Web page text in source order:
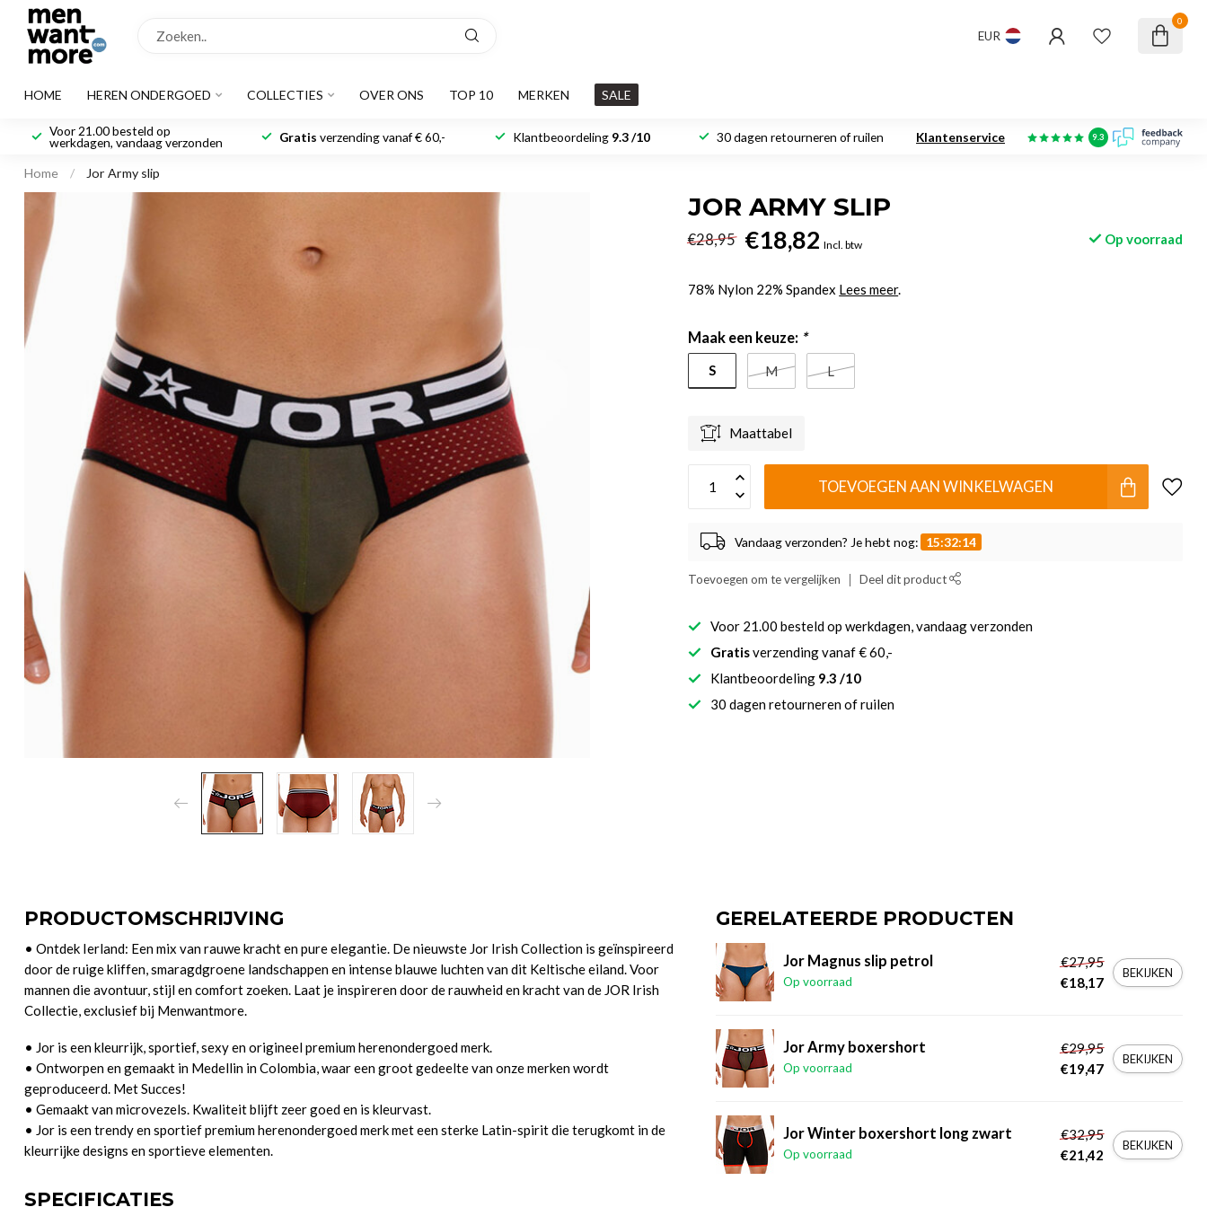
EUR
0
HOME HEREN ONDERGOED COLLECTIES OVER ONS TOP 10 MERKEN SALE
Voor 21.00 besteld op
werkdagen, vandaag verzonden Gratis verzending vanaf € 60,- Klantbeoordeling 9.3 /10 30 dagen retourneren of ruilen Klantenservice 9.3
Home / Jor Army slip
JOR ARMY SLIP
€28,95 €18,82 Incl. btw Op voorraad
78% Nylon 22% Spandex Lees meer.
Maak een keuze: *
S M L
Maattabel
TOEVOEGEN AAN WINKELWAGEN
Vandaag verzonden? Je hebt nog: 15:32:13
Toevoegen om te vergelijken Deel dit product
Voor 21.00 besteld op werkdagen, vandaag verzonden
Gratisverzending vanaf € 60,-
Klantbeoordeling 9.3 /10
30 dagen retourneren of ruilen
PRODUCTOMSCHRIJVING
• Ontdek Ierland: Een mix van rauwe kracht en pure elegantie. De nieuwste Jor Irish Collection is geïnspireerd
door de ruige kliffen, smaragdgroene landschappen en intense blauwe luchten van dit Keltische eiland. Voor
mannen die avontuur, stijl en comfort zoeken. Laat je inspireren door de rauwheid en kracht van de JOR Irish
Collectie, exclusief bij Menwantmore.
• Jor is een kleurrijk, sportief, sexy en origineel premium herenondergoed merk.
• Ontworpen en gemaakt in Medellin in Colombia, waar een groot gedeelte van onze merken wordt
geproduceerd. Met Succes!
• Gemaakt van microvezels. Kwaliteit blijft zeer goed en is kleurvast.
• Jor is een trendy en sportief premium herenondergoed merk met een sterke Latin-spirit die terugkomt in de
kleurrijke designs en sportieve elementen.
SPECIFICATIES
GERELATEERDE PRODUCTEN
Jor Magnus slip petrol
Op voorraad
€27,95
€18,17
BEKIJKEN
Jor Army boxershort
Op voorraad
€29,95
€19,47
BEKIJKEN
Jor Winter boxershort long zwart
Op voorraad
€32,95
€21,42
BEKIJKEN